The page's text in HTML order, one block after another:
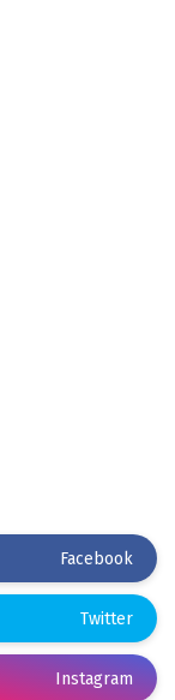
Facebook
Twitter
Instagram